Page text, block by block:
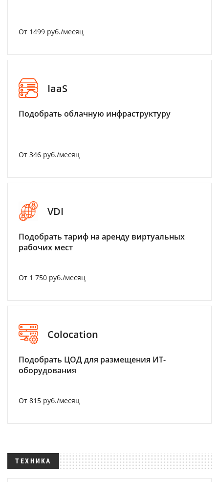
От 1499 руб./месяц
IaaS
Подобрать облачную инфраструктуру
От 346 руб./месяц
VDI
Подобрать тариф на аренду виртуальных
рабочих мест
От 1 750 руб./месяц
Colocation
Подобрать ЦОД для размещения ИТ-
оборудования
От 815 руб./месяц
ТЕХНИКА